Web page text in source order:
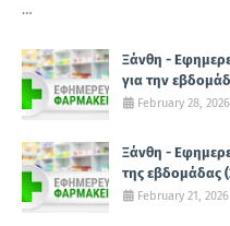
…
Ξάνθη -
για την
February 28, 2026
Ξάνθη -
της εβδομάδας
February 21, 2026